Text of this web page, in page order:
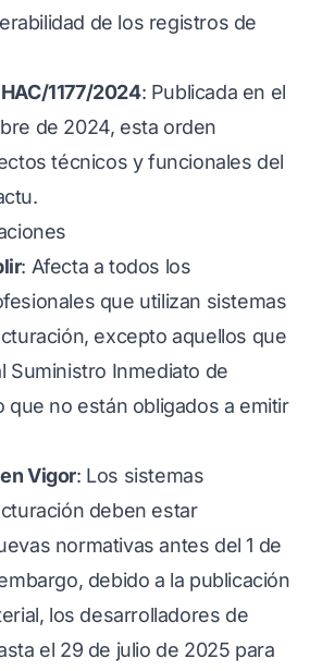
de los registros de
1177/2024: Publicada en el
de 2024, esta orden
técnicos y funcionales del
: Afecta a todos los
que utilizan sistemas
excepto aquellos que
Suministro Inmediato de
que no están obligados a emitir
Vigor: Los sistemas
deben estar
normativas antes del 1 de
debido a la publicación
los desarrolladores de
el 29 de julio de 2025 para